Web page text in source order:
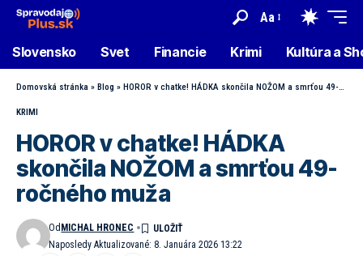
Aa
Slovensko Svet Financie Krimi Kultúra a
Domovská stránka » Blog » HOROR v chatke! HÁDKA skončila NOŽOM a smrťou 49-ročného muža
KRIMI
HOROR v chatke! HÁDKA
skončila NOŽOM a smrťou 49-
ročného muža
Naposledy Aktualizované: 8. Januára 2026 13:22
Od MICHAL HRONEC